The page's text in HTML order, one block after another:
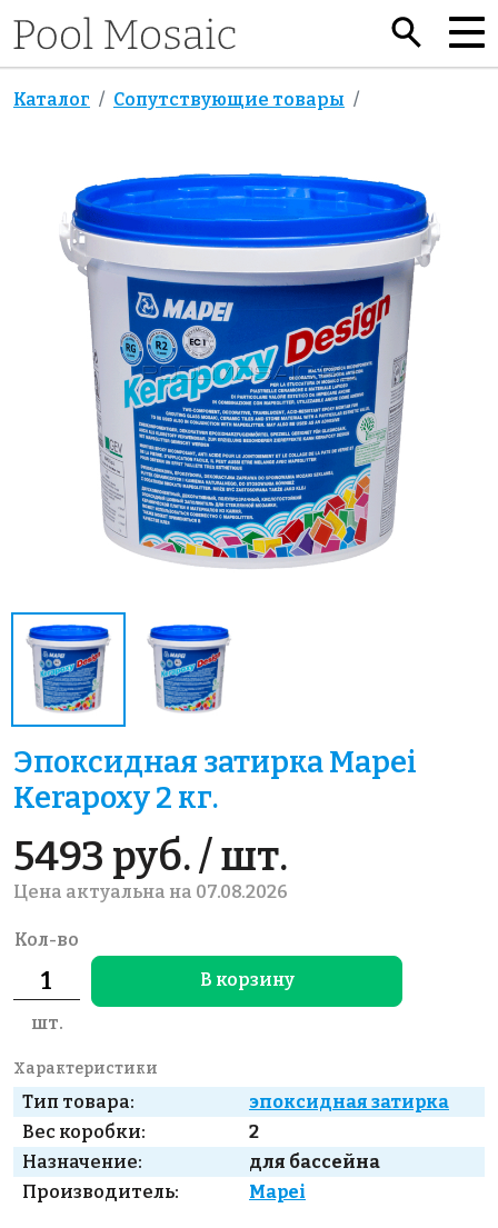
Каталог Сопутствующие товары
Эпоксидная затирка Mapei
Kerapoxy 2 кг.
5493 руб. / шт.
Цена актуальна на 07.08.2026
Кол-во
шт.
В корзину
Характеристики
Тип товара:
эпоксидная затирка
Вес коробки:
2
Назначение:
для бассейна
Производитель:
Mapei